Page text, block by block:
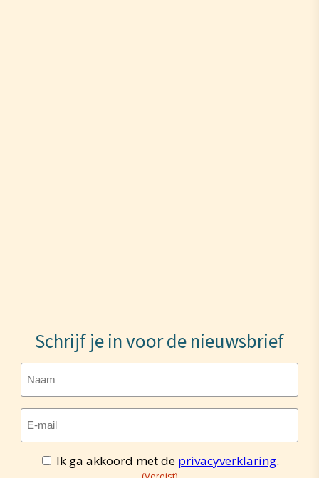
Schrijf je in voor de nieuwsbrief
Naam
E-
mailadres(Vereist)
Toestemming(Vereist)
Ik ga akkoord met de privacyverklaring.